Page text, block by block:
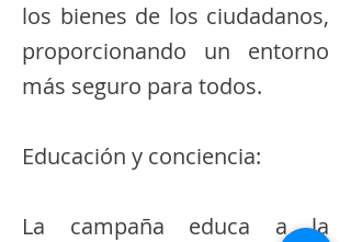
los bienes de los ciudadanos,
proporcionando un entorno
más seguro para todos.
Educación y conciencia:
La campaña educa a la